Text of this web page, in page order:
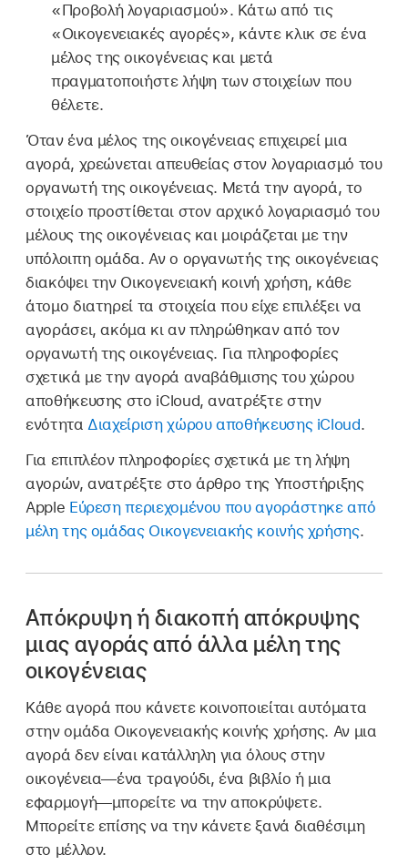
«Προβολή λογαριασμού». Κάτω από τις
«Οικογενειακές αγορές», κάντε κλικ σε ένα
μέλος της οικογένειας και μετά
πραγματοποιήστε λήψη των στοιχείων που
θέλετε.
Όταν ένα μέλος της οικογένειας επιχειρεί μια
αγορά, χρεώνεται απευθείας στον λογαριασμό του
οργανωτή της οικογένειας. Μετά την αγορά, το
στοιχείο προστίθεται στον αρχικό λογαριασμό του
μέλους της οικογένειας και μοιράζεται με την
υπόλοιπη ομάδα. Αν ο οργανωτής της οικογένειας
διακόψει την Οικογενειακή κοινή χρήση, κάθε
άτομο διατηρεί τα στοιχεία που είχε επιλέξει να
αγοράσει, ακόμα κι αν πληρώθηκαν από τον
οργανωτή της οικογένειας. Για πληροφορίες
σχετικά με την αγορά αναβάθμισης του χώρου
αποθήκευσης στο iCloud, ανατρέξτε στην
ενότηταΔιαχείριση χώρου αποθήκευσης iCloud.
Για επιπλέον πληροφορίες σχετικά με τη λήψη
αγορών, ανατρέξτε στο άρθρο της Υποστήριξης
Apple Εύρεση περιεχομένου που αγοράστηκε από
μέλη της ομάδας Οικογενειακής κοινής χρήσης.
Απόκρυψη ή διακοπή απόκρυψης
μιας αγοράς από άλλα μέλη της
οικογένειας
Κάθε αγορά που κάνετε κοινοποιείται αυτόματα
στην ομάδα Οικογενειακής κοινής χρήσης. Αν μια
αγορά δεν είναι κατάλληλη για όλους στην
οικογένεια—ένα τραγούδι, ένα βιβλίο ή μια
εφαρμογή—μπορείτε να την αποκρύψετε.
Μπορείτε επίσης να την κάνετε ξανά διαθέσιμη
στο μέλλον.